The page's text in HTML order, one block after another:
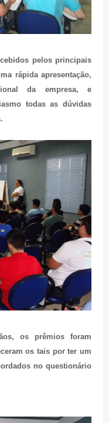
pelos principais
rápida apresentação,
da empresa, e
todas as dúvidas
os prêmios foram
os tais por ter um
no questionário